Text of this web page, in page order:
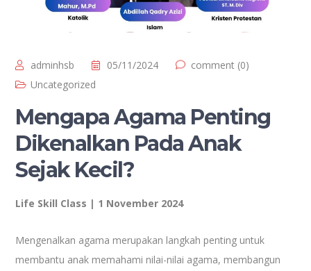
adminhsb 05/11/2024
comment (0)
Uncategorized
Mengapa Agama Penting
Dikenalkan Pada Anak
Sejak Kecil?
Life Skill Class | 1 November 2024
Mengenalkan agama merupakan langkah penting untuk
membantu anak memahami nilai-nilai agama, membangun